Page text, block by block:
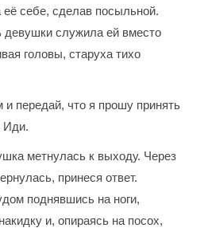
её себе, сделав посыльной.
служила ей вместо
головы, старуха тихо
и передай, что я прошу принять
Иди.
метнулась к выходу. Через
принеся ответ.
поднявшись на ноги,
и, опираясь на посох,